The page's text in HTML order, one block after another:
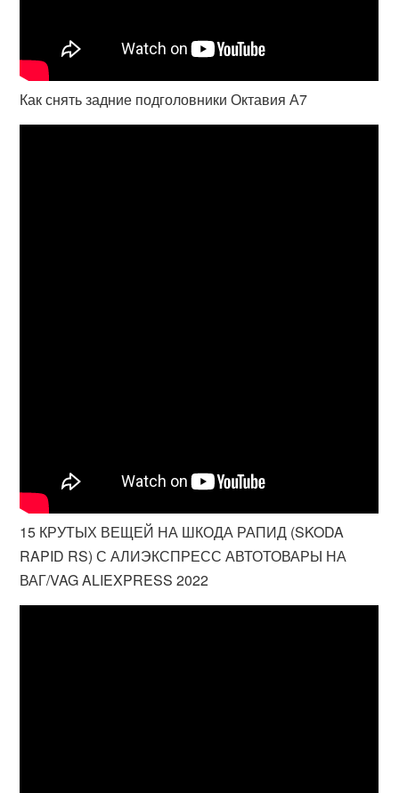
Как снять задние подголовники Октавия А7
15 КРУТЫХ ВЕЩЕЙ НА ШКОДА РАПИД (SKODA
RAPID RS) С АЛИЭКСПРЕСС АВТОТОВАРЫ НА
ВАГ/VAG ALIEXPRESS 2022